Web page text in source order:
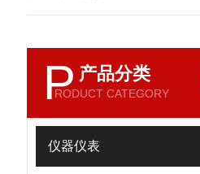
P 产品分类
RODUCT CATEGORY
仪器仪表